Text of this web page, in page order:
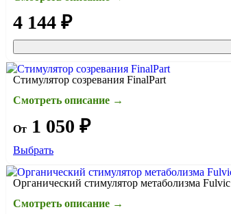
4 144 ₽
Стимулятор созревания FinalPart
Смотреть описание →
От 1 050 ₽
Выбрать
Органический стимулятор метаболизма Fulvic
Смотреть описание →